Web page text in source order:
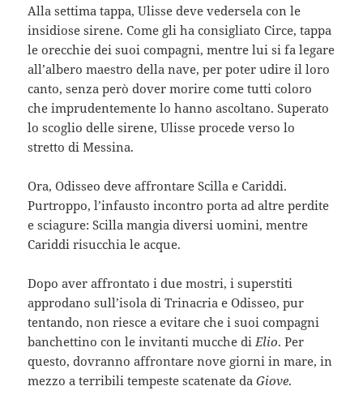
Alla settima tappa, Ulisse deve vedersela con le
insidiose sirene. Come gli ha consigliato Circe, tappa
le orecchie dei suoi compagni, mentre lui si fa legare
all’albero maestro della nave, per poter udire il loro
canto, senza però dover morire come tutti coloro
che imprudentemente lo hanno ascoltano. Superato
lo scoglio delle sirene, Ulisse procede verso lo
stretto di Messina.
Ora, Odisseo deve affrontare Scilla e Cariddi.
Purtroppo, l’infausto incontro porta ad altre perdite
e sciagure: Scilla mangia diversi uomini, mentre
Cariddi risucchia le acque.
Dopo aver affrontato i due mostri, i superstiti
approdano sull’isola di Trinacria e Odisseo, pur
tentando, non riesce a evitare che i suoi compagni
banchettino con le invitanti mucche diElio. Per
questo, dovranno affrontare nove giorni in mare, in
mezzo a terribili tempeste scatenate daGiove.